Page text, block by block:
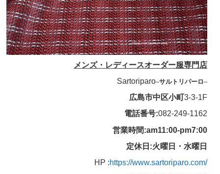
メンズ・レディースオーダー服専門店
Sartoriparo–サルトリパーロ–
広島市中区小町3-3-1F
電話番号:082-249-1162
営業時間:am11:00-pm7:00
定休日:火曜日・水曜日
HP :https://www.sartoriparo.com/